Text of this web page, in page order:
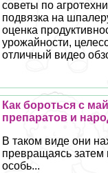
советы по
подвязка на
оценка
урожайности,
отличный видео
Как бороться с
препаратов и
В таком виде они
превращаясь затем
особь...